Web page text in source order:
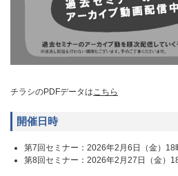
チラシのPDFデータはこちら
開催日時
第7回セミナー：2026年2月6日（金）
第8回セミナー：2026年2月27日（金）